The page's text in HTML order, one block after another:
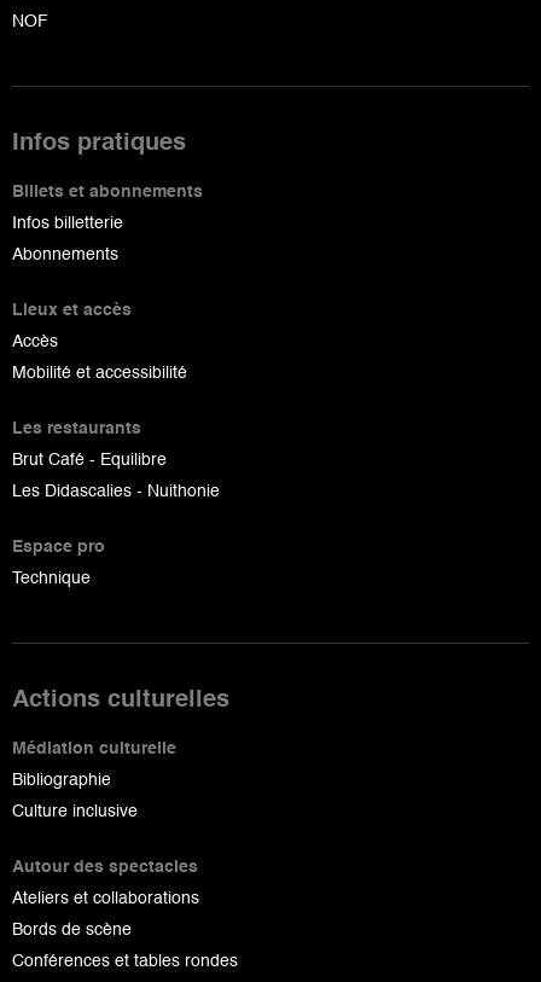
NOF
Infos pratiques
Billets et abonnements
Infos billetterie
Abonnements
Lieux et accès
Accès
Mobilité et accessibilité
Les restaurants
Brut Café - Equilibre
Les Didascalies - Nuithonie
Espace pro
Technique
Actions culturelles
Médiation culturelle
Bibliographie
Culture inclusive
Autour des spectacles
Ateliers et collaborations
Bords de scène
Conférences et tables rondes